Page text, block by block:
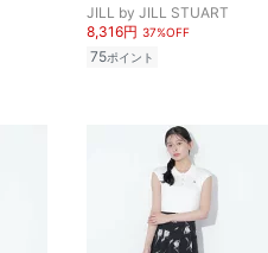
JILL by JILL STUART
8,316円 37%OFF
75ポイント